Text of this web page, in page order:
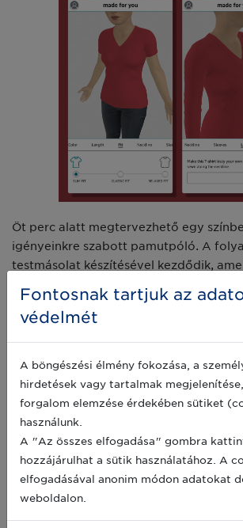
Öt perc alatt megtervezhető egy
igényeinkre szabott pamutpóló. A
testmásolat készítésével kezdődik,
bőrszínárnyalat - megadása, majd a
elkészítése egy 3D-s testszkennelő
használatával. (Az Amazon több
a testszkennert, mint például
okostükrökbe.) Az applikációban
kísértetiesen hasonlít majd ránk. Utolsó
kiválaszthatjuk a színt, az ujj hosszát és a
nyakmegoldást. És már kosárba is
egészében ránk szabott ruhadarab.
Fontosnak tartjuk az
védelmét
A böngészési élmény fokozása, a
hirdetések vagy tartalmak
forgalom elemzése érdekében sütiket
használunk.
A "Az összes elfogadása" gombra
hozzájárulhat a sütik használatához. A
elfogadásával anonim módon adatokat
weboldalon.